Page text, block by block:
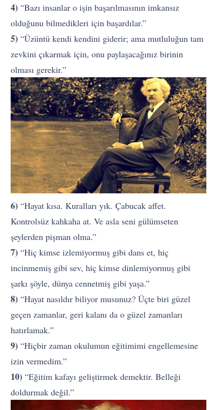
4) “Bazı insanlar o işin başarılmasının imkansız
olduğunu bilmedikleri için başardılar.”
5) “Üzüntü kendi kendini giderir; ama mutluluğun tam
zevkini çıkarmak için, onu paylaşacağınız birinin
olması gerekir.”
6) “Hayat kısa. Kuralları yık. Çabucak affet.
Kontrolsüz kahkaha at. Ve asla seni gülümseten
şeylerden pişman olma.”
7) “Hiç kimse izlemiyormuş gibi dans et, hiç
incinmemiş gibi sev, hiç kimse dinlemiyormuş gibi
şarkı şöyle, dünya cennetmiş gibi yaşa.”
8) “Hayat nasıldır biliyor musunuz? Üçte biri güzel
geçen zamanlar, geri kalanı da o güzel zamanları
hatırlamak.”
9) “Hiçbir zaman okulumun eğitimimi engellemesine
izin vermedim.”
10)“Eğitim kafayı geliştirmek demektir. Belleği
doldurmak değil.”